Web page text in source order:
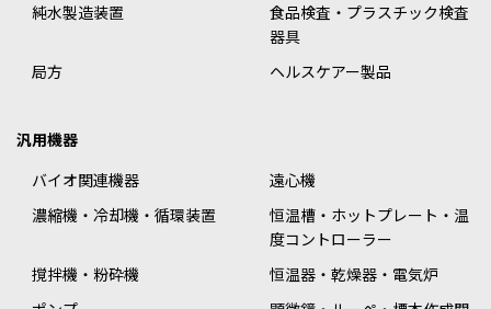
純水製造装置
食品検査・プラスチック検査
器具
局方
ヘルスケアー製品
汎用機器
バイオ関連機器
遠心機
濃縮機・冷却機・循環装置
恒温槽・ホットプレート・温
度コントローラー
撹拌機・粉砕機
恒温器・乾燥器・電気炉